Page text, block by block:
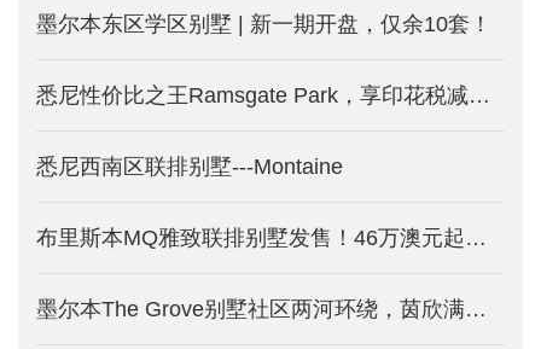
墨尔本东区学区别墅 | 新一期开盘，仅余10套！
悉尼性价比之王Ramsgate Park，享印花税减免的三面环水公寓。
悉尼西南区联排别墅---Montaine
布里斯本MQ雅致联排别墅发售！46万澳元起受年轻中产热捧！
墨尔本The Grove别墅社区两河环绕，茵欣满载！全新规划，新一期别墅发售！